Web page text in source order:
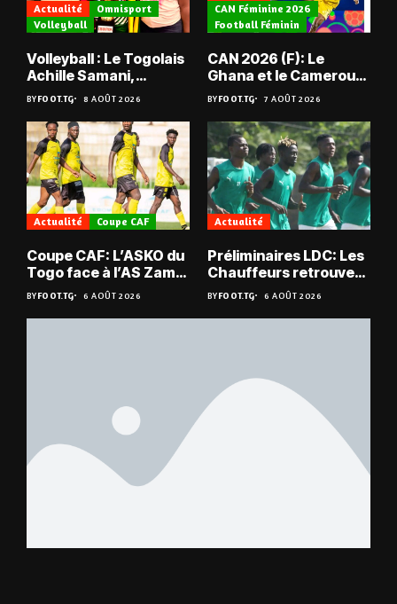
Actualité
Omnisport
Volleyball
Volleyball : Le Togolais
Achille Samani,
champion du Bénin !
BYFOOT.TG 8 AOÛT 2026
CAN Féminine 2026
Football Féminin
CAN 2026 (F): Le
Ghana et le Cameroun
en quarts
BYFOOT.TG 7 AOÛT 2026
Actualité Coupe CAF
Coupe CAF: L’ASKO du
Togo face à l’AS Zam
du Niger
BYFOOT.TG 6 AOÛT 2026
Actualité
Préliminaires LDC: Les
Chauffeurs retrouvent
les Mimos
BYFOOT.TG 6 AOÛT 2026